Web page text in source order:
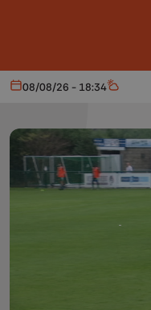
Aujourd'hui
08/08/26 - 18:34 Météo